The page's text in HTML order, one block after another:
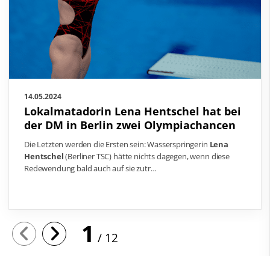
14.05.2024
Lokalmatadorin Lena Hentschel hat bei
der DM in Berlin zwei Olympiachancen
Die Letzten werden die Ersten sein: Wasserspringerin Lena
Hentschel(Berliner TSC) hätte nichts dagegen, wenn diese
Redewendung bald auch auf sie zutr…
1 12